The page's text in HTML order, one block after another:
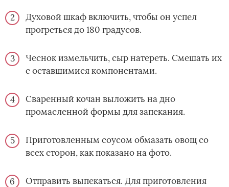
Духовой шкаф включить, чтобы он успел
прогреться до 180 градусов.
Чеснок измельчить, сыр натереть. Смешать их
с оставшимися компонентами.
Сваренный кочан выложить на дно
промасленной формы для запекания.
Приготовленным соусом обмазать овощ со
всех сторон, как показано на фото.
Отправить выпекаться. Для приготовления